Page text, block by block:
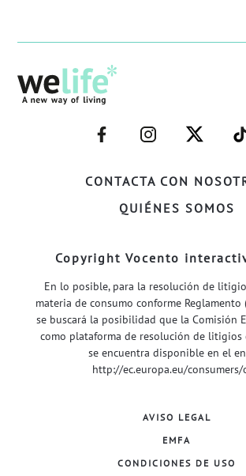
CONTACTA CON
QUIÉNES SOMOS
–
FACEBOOK–
–
INSTAGRAM–
–
–
Copyright Vocento
En lo posible, para la resolución de
materia de consumo conforme Reglamento
se buscará la posibilidad que la Comisión
como plataforma de resolución de litigios
se encuentra disponible en el
http://ec.europa.eu/consumers/
AVISO LEGAL
EMFA
CONDICIONES DE USO